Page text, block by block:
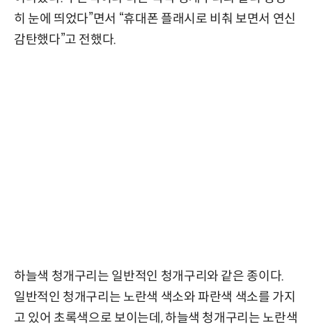
히 눈에 띄었다”면서 “휴대폰 플래시로 비춰 보면서 연신
감탄했다”고 전했다.
하늘색 청개구리는 일반적인 청개구리와 같은 종이다.
일반적인 청개구리는 노란색 색소와 파란색 색소를 가지
고 있어 초록색으로 보이는데, 하늘색 청개구리는 노란색